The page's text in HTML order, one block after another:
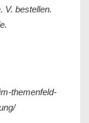
V. bestellen.
themenfeld-